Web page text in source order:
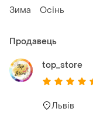
Зима
Осінь
Продавець
top_store
Львів